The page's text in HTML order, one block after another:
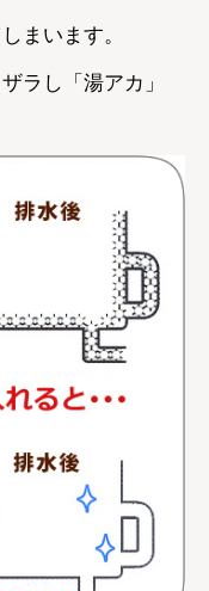
まいます。
ラし「湯アカ」